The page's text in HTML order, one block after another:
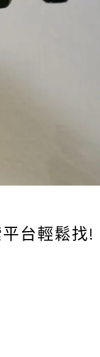
台輕鬆找!